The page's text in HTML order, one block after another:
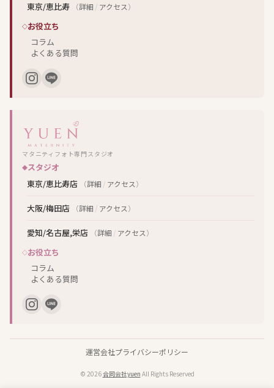
東京/恵比寿
（詳細 / アクセス）
お役立ち
コラム
よくある質問
マタニティフォト専門スタジオ
スタジオ
東京/恵比寿店
（詳細 / アクセス）
大阪/梅田店 （詳細 / アクセス）
愛知/名古屋,栄店 （詳細 / アクセス）
お役立ち
コラム
よくある質問
運営会社プライバシーポリシー
© 2026合同会社yuen All Rights Reserved